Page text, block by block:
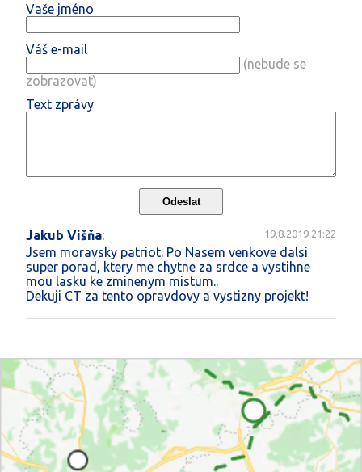
Vaše jméno
Váš e-mail
(nebude se
zobrazovat)
Text zprávy
19.8.2019 21:22
Jakub Višňa:
Jsem moravsky patriot. Po Nasem venkove dalsi
super porad, ktery me chytne za srdce a vystihne
mou lasku ke zminenym mistum..
Dekuji CT za tento opravdovy a vystizny projekt!